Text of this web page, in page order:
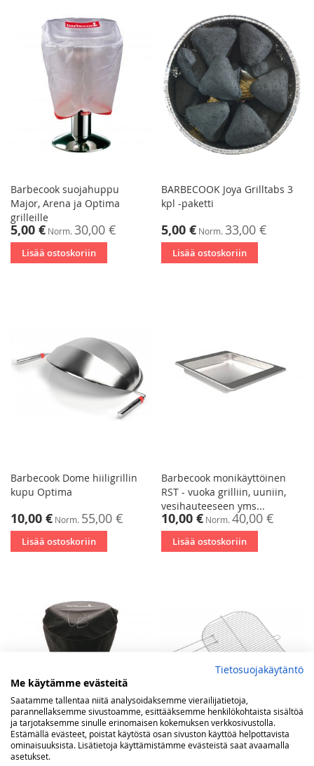
Barbecook suojahuppu
Major, Arena ja Optima
grilleille
Tarjoushinta
5,00 € Norm.30,00 €
Lisää ostoskoriin
BARBECOOK Joya Grilltabs 3
kpl -paketti
Tarjoushinta
5,00 € Norm. 33,00 €
Lisää ostoskoriin
Barbecook Dome hiiligrillin
kupu Optima
Tarjoushinta
10,00 € Norm. 55,00 €
Lisää ostoskoriin
Barbecook monikäyttöinen
RST - vuoka grilliin, uuniin,
vesihauteeseen yms...
Tarjoushinta
10,00 € Norm. 40,00 €
Lisää ostoskoriin
Tietosuojakäytäntö
Me käytämme evästeitä
Saatamme tallentaa niitä analysoidaksemme vierailijatietoja,
parannellaksemme sivustoamme, esittääksemme henkilökohtaista sisältöä
ja tarjotaksemme sinulle erinomaisen kokemuksen verkkosivustolla.
Estämällä evästeet, poistat käytöstä osan sivuston käyttöä helpottavista
ominaisuuksista. Lisätietoja käyttämistämme evästeistä saat avaamalla
asetukset.